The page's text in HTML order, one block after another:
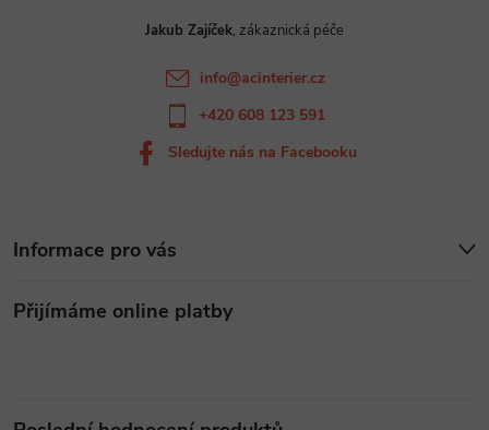
Informace pro vás
Přijímáme online platby
Jakub Zajíček
info@acinterier.cz
+420 608 123 591
Sledujte nás na Facebooku